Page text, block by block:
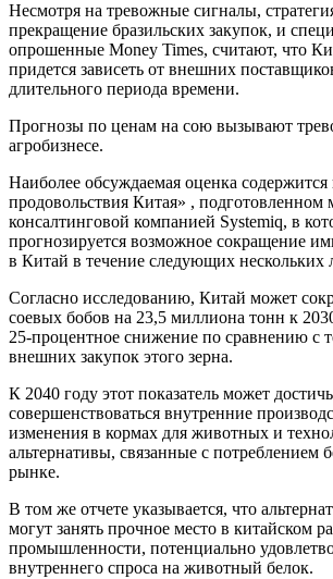
Несмотря на тревожные сигналы,
прекращение бразильских закупок, и
опрошенные Money Times, считают, что
придется зависеть от внешних
длительного периода времени.
Прогнозы по ценам на сою вызывают
агробизнесе.
Наиболее обсуждаемая оценка
продовольствия Китая» , подготовленном
консалтинговой компанией Systemiq, в
прогнозируется возможное сокращение
в Китай в течение следующих нескольких
Согласно исследованию, Китай может
соевых бобов на 23,5 миллиона тонн к
25-процентное снижение по сравнению с
внешних закупок этого зерна.
К 2040 году этот показатель может
совершенствоваться внутренние
изменения в кормах для животных и
альтернативы, связанные с потреблением
рынке.
В том же отчете указывается, что
могут занять прочное место в китайском
промышленности, потенциально
внутреннего спроса на животный белок.